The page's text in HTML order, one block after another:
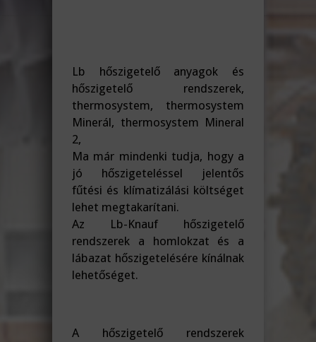
Lb hőszigetelő anyagok és
hőszigetelő rendszerek,
thermosystem, thermosystem
Minerál, thermosystem Mineral
2,
Ma már mindenki tudja, hogy a
jó hőszigeteléssel jelentős
fűtési és klímatizálási költséget
lehet megtakarítani.
Az Lb-Knauf hőszigetelő
rendszerek a homlokzat és a
lábazat hőszigetelésére kínálnak
lehetőséget.
A hőszigetelő rendszerek